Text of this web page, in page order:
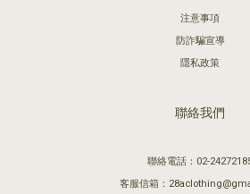
注意事項
防詐騙宣導
隱私政策
聯絡我們
聯絡電話：02-
客服信箱：